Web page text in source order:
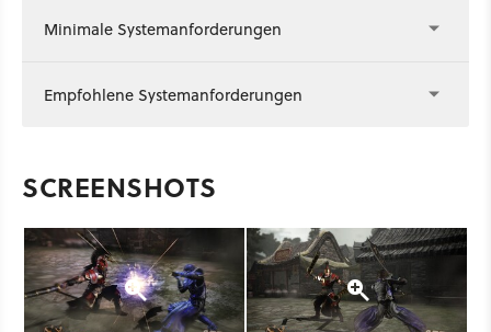
Minimale Systemanforderungen
Empfohlene Systemanforderungen
SCREENSHOTS